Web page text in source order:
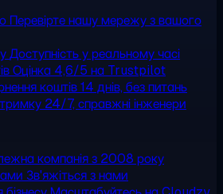
Перевірте нашу мережу з вашого
Доступність у реальному часі
Оцінка 4,6/5 на Trustpilot
коштів14 днів, без питань
24/7, справжні інженери
компанія з 2008 року
Зв'яжіться з нами